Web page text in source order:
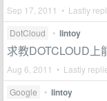
Sep 17, 2011 • Lastly
DotCloud • lintoy
求教DOTCLOUD上
Aug 6, 2011 • Lastly
Google • lintoy